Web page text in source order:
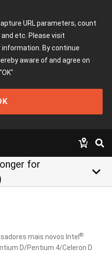
URL parameters, count
etc. Please visit
By continue
aware of and agree on
"OK"
for
keyboard_arrow_down
mais novos Intel ®
D/Pentium 4/Celeron D